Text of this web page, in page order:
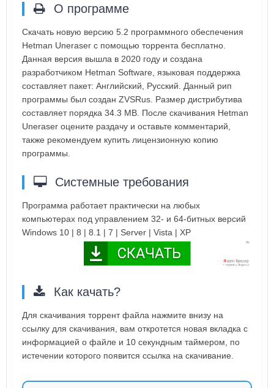
О программе
Скачать новую версию 5.2 программного обеспечения
Hetman Uneraser с помощью торрента бесплатно.
Данная версия вышла в 2020 году и создана
разработчиком Hetman Software, языковая поддержка
составляет пакет: Английский, Русский. Данный рип
программы был создан ZVSRus. Размер дистрибутива
составляет порядка 34.3 MB. После скачивания Hetman
Uneraser оцените раздачу и оставьте комментарий,
также рекомендуем купить лицензионную копию
программы.
Системные требования
Программа работает практически на любых
компьютерах под управлением 32- и 64-битных версий
Windows 10 | 8 | 8.1 | 7 | Server | Vista | XP
Как качать?
Для скачивания торрент файла нажмите внизу на
ссылку для скачивания, вам откротется новая вкладка с
информацией о файле и 10 секундным таймером, по
истечении которого появится ссылка на скачивание.